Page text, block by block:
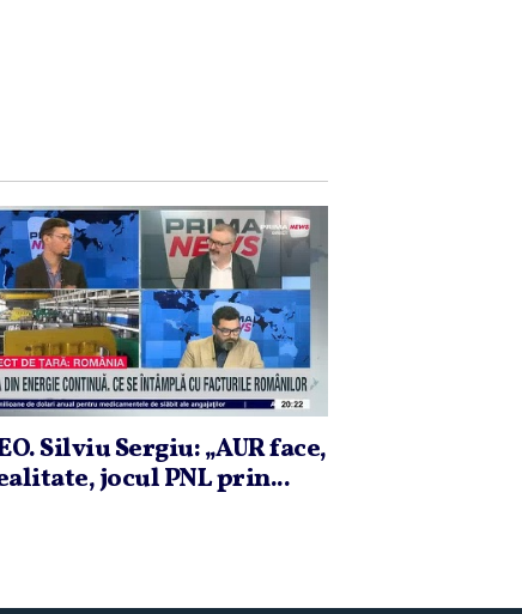
Silviu Sergiu: „AUR face,
jocul PNL prin...